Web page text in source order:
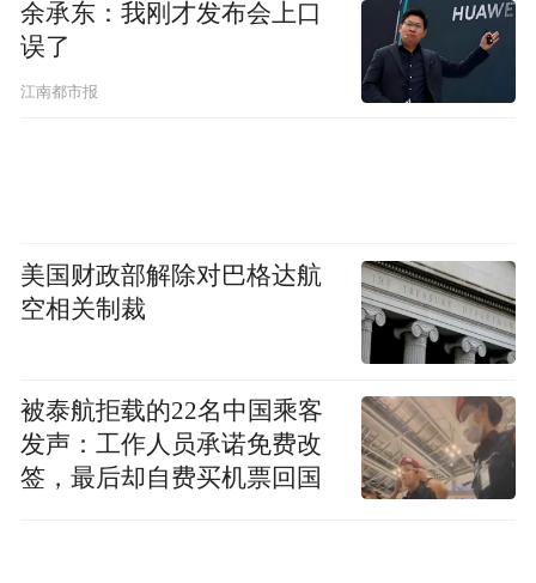
余承东：我刚才发布会上口
误了
江南都市报
美国财政部解除对巴格达航
空相关制裁
被泰航拒载的22名中国乘客
发声：工作人员承诺免费改
签，最后却自费买机票回国